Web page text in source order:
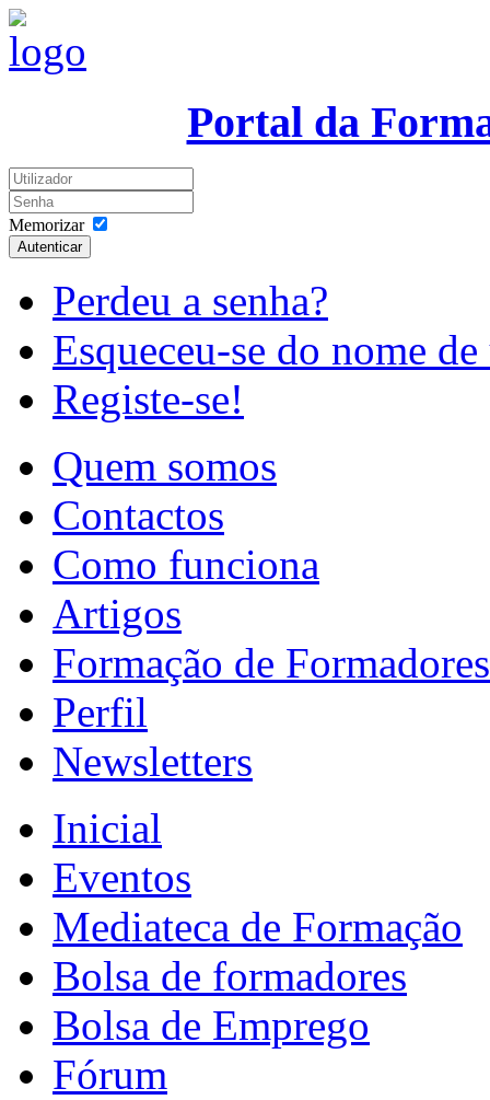
Portal da
Memorizar
Autenticar
Perdeu a senha?
Esqueceu-se do nome
Registe-se!
Quem somos
Contactos
Como funciona
Artigos
Formação de Formadores
Perfil
Newsletters
Inicial
Eventos
Mediateca de Formação
Bolsa de formadores
Bolsa de Emprego
Fórum